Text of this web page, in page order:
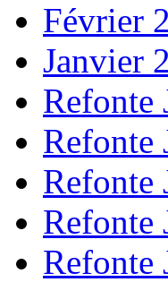
Février
Janvier
Refonte
Refonte
Refonte
Refonte
Refonte